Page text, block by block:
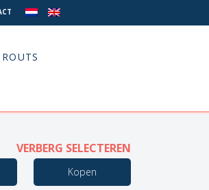
VERBERG SELECTEREN
Kopen